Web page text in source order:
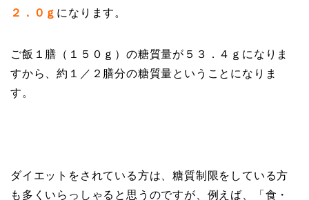
２．０ｇ になります。
ご飯１膳（１５０ｇ）の糖質量が５３．４ｇになりま
すから、約１／２膳分の糖質量ということになりま
す。
ダイエットをされている方は、糖質制限をしている方
も多くいらっしゃると思うのですが、例えば、「食・